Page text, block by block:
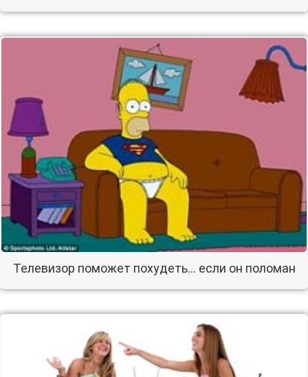
Телевизор поможет похудеть… если он поломан